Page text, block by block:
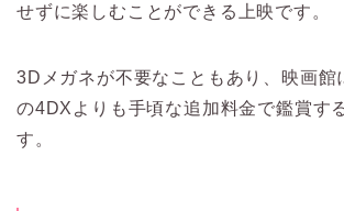
せずに楽しむことができる上映です。
3Dメガネが不要なこともあり、映画館
の4DXよりも手頃な追加料金で鑑賞す
す。